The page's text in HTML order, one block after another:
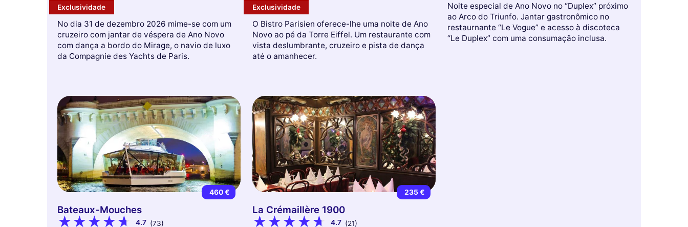
Exclusividade
No dia 31 de dezembro 2026 mime-se com um
cruzeiro com jantar de véspera de Ano Novo
com dança a bordo do Mirage, o navio de luxo
da Compagnie des Yachts de Paris.
Exclusividade
O Bistro Parisien oferece-lhe uma noite de Ano
Novo ao pé da Torre Eiffel. Um restaurante com
vista deslumbrante, cruzeiro e pista de dança
até o amanhecer.
Noite especial de Ano Novo no “Duplex” próximo
ao Arco do Triunfo. Jantar gastronômico no
restaurnante “Le Vogue” e acesso à discoteca
“Le Duplex” com uma consumação inclusa.
460 €
Bateaux-Mouches
4.7 (73)
235 €
La Crémaillère 1900
4.7 (21)